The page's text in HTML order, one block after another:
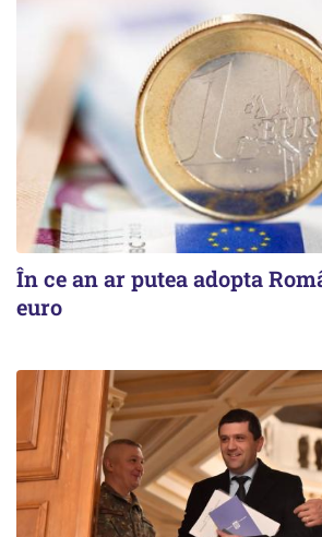
În ce an ar putea adopta
euro